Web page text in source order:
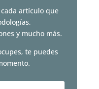
artículo que
y mucho más.
te puedes